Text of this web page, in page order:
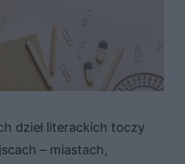
dzieł literackich toczy
– miastach,